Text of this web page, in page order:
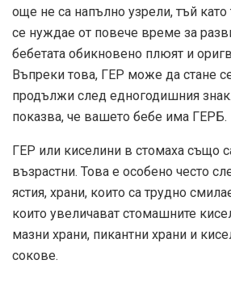
още не са напълно узрели, тъй като
се нуждае от повече време за
бебетата обикновено плюят и
Въпреки това, ГЕР може да стане
продължи след едногодишния
показва, че вашето бебе има ГЕРБ.
ГЕР или киселини в стомаха също
възрастни. Това е особено често
ястия, храни, които са трудно
които увеличават стомашните
мазни храни, пикантни храни и
сокове.